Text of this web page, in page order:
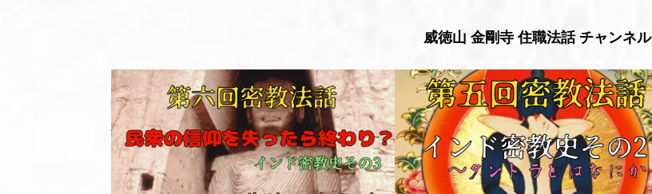
威徳山 金剛寺 住職法話 チャンネル